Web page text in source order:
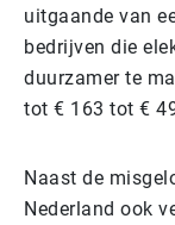
uitgaande van
bedrijven die
duurzamer te
tot € 163 tot €
Naast de
Nederland ook